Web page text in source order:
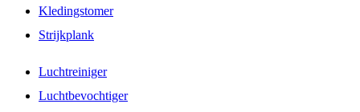
Kledingstomer
Strijkplank
Luchtreiniger
Luchtbevochtiger